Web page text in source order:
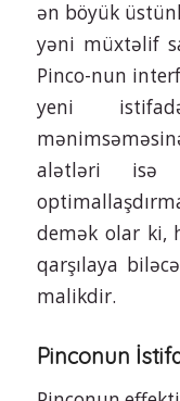
ən böyük
yəni müxtəlif
Pinco-nun
yeni
alətləri isə
demək olar ki,
qarşılaya
malikdir.
Pinconun